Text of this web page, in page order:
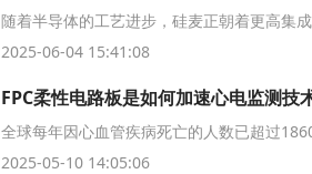
2025-06-04 15:41:08
2025-05-10 14:05:06